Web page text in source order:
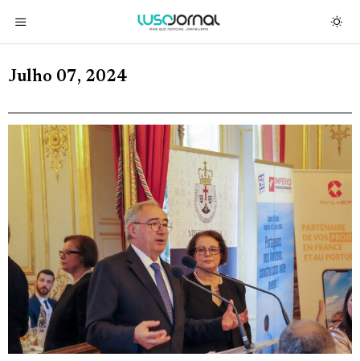
Julho 07, 2024